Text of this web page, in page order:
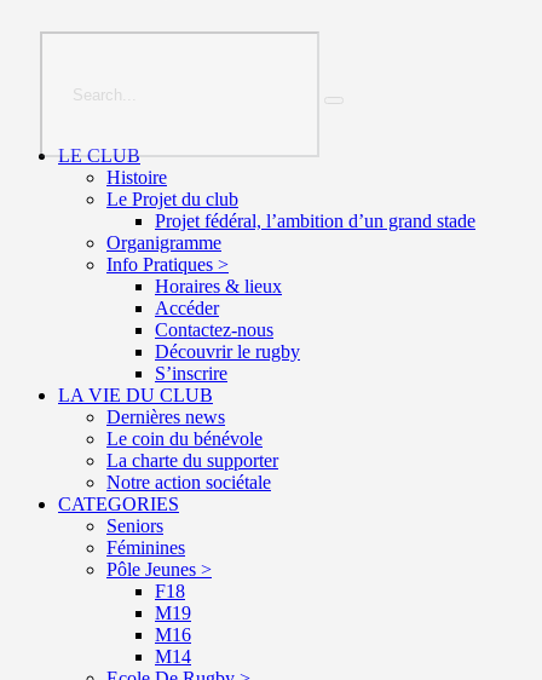
LE CLUB
Histoire
Le Projet du club
Projet fédéral, l’ambition d’un grand stade
Organigramme
Info Pratiques >
Horaires & lieux
Accéder
Contactez-nous
Découvrir le rugby
S’inscrire
LA VIE DU CLUB
Dernières news
Le coin du bénévole
La charte du supporter
Notre action sociétale
CATEGORIES
Seniors
Féminines
Pôle Jeunes >
F18
M19
M16
M14